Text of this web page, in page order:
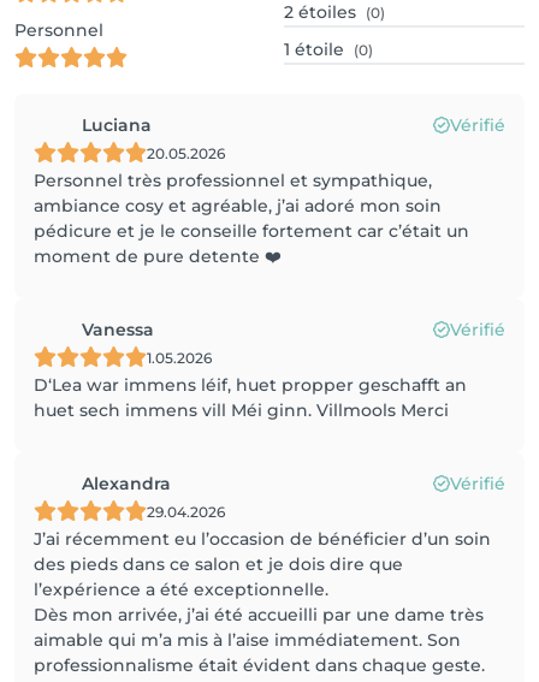
Personnel
2 étoiles (0)
1 étoile (0)
Luciana Vérifié
20.05.2026
Personnel très professionnel et sympathique,
ambiance cosy et agréable, j’ai adoré mon soin
pédicure et je le conseille fortement car c’était un
moment de pure detente ❤️
Vanessa Vérifié
1.05.2026
D‘Lea war immens léif, huet propper geschafft an
huet sech immens vill Méi ginn. Villmools Merci
Alexandra Vérifié
29.04.2026
J’ai récemment eu l’occasion de bénéficier d’un soin
des pieds dans ce salon et je dois dire que
l’expérience a été exceptionnelle.
Dès mon arrivée, j’ai été accueilli par une dame très
aimable qui m’a mis à l’aise immédiatement. Son
professionnalisme était évident dans chaque geste.